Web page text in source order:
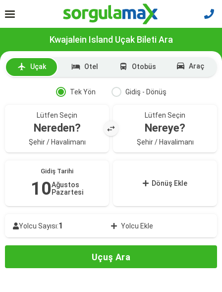
Kwajalein Island Uçak Bileti Ara
Uçak Otel Otobüs Araç
Tek Yön Gidiş - Dönüş
Lütfen Seçin
Nereden?
Şehir / Havalimanı
Lütfen Seçin
Nereye?
Şehir / Havalimanı
Gidiş Tarihi
10Ağustos
Pazartesi
Dönüş Ekle
Yolcu Sayısı:1 Yolcu Ekle
Uçuş Ara